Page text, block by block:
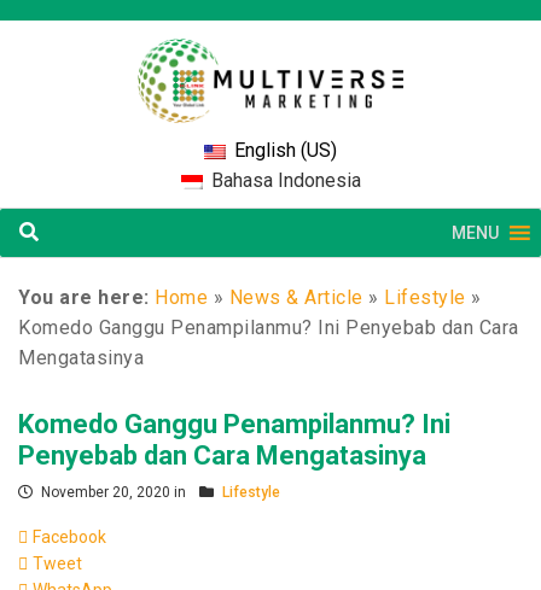
English (US)
Bahasa Indonesia
MENU
You are here: Home » News & Article » Lifestyle »
Komedo Ganggu Penampilanmu? Ini Penyebab dan Cara
Mengatasinya
Komedo Ganggu Penampilanmu? Ini
Penyebab dan Cara Mengatasinya
November 20, 2020 in Lifestyle
Facebook
Tweet